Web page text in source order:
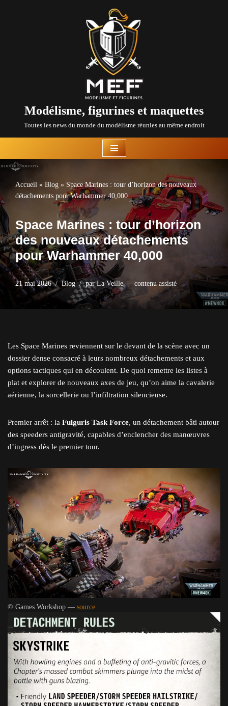
Modélisme, figurines et maquettes
Toutes les news du monde du modélisme réunies au même endroit
Accueil » Blog » Space Marines : tour d’horizon des nouveaux
détachements pour Warhammer 40,000
Space Marines : tour d’horizon
des nouveaux détachements
pour Warhammer 40,000
21 mai 2026 Blog parLa Veille — contenu assisté
Les Space Marines reviennent sur le devant de la scène avec un
dossier dense consacré à leurs nombreux détachements et aux
options tactiques qui en découlent. De quoi remettre les listes à
plat et explorer de nouveaux axes de jeu, qu’on aime la cavalerie
aérienne, la sorcellerie ou l’infiltration silencieuse.
Premier arrêt : la Fulguris Task Force, un détachement bâti autour
des speeders antigravité, capables d’enclencher des manœuvres
d’ingress dès le premier tour.
© Games Workshop — source